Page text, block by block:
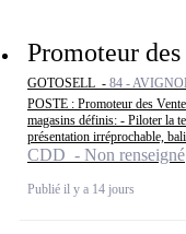
Promoteur
GOTOSELL - 84 -
POSTE : Promoteur des
magasins définis: - Piloter la
présentation irréprochable,
CDD - Non renseigné
Publié il y a 14 jours